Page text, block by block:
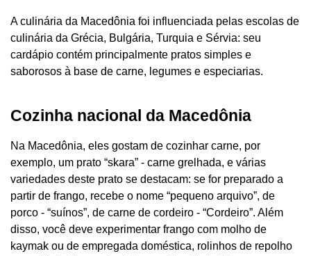
A culinária da Macedônia foi influenciada pelas escolas de
culinária da Grécia, Bulgária, Turquia e Sérvia: seu
cardápio contém principalmente pratos simples e
saborosos à base de carne, legumes e especiarias.
Cozinha nacional da Macedônia
Na Macedônia, eles gostam de cozinhar carne, por
exemplo, um prato “skara” - carne grelhada, e várias
variedades deste prato se destacam: se for preparado a
partir de frango, recebe o nome “pequeno arquivo”, de
porco - “suínos”, de carne de cordeiro - “Cordeiro”. Além
disso, você deve experimentar frango com molho de
kaymak ou de empregada doméstica, rolinhos de repolho